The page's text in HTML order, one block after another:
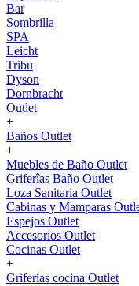
Bar
Sombrilla
SPA
Leicht
Tribu
Dyson
Dornbracht
Outlet
+
Baños Outlet
+
Muebles de Baño Outlet
Griferîas Baño Outlet
Loza Sanitaria Outlet
Cabinas y Mamparas
Espejos Outlet
Accesorios Outlet
Cocinas Outlet
+
Griferías cocina Outlet